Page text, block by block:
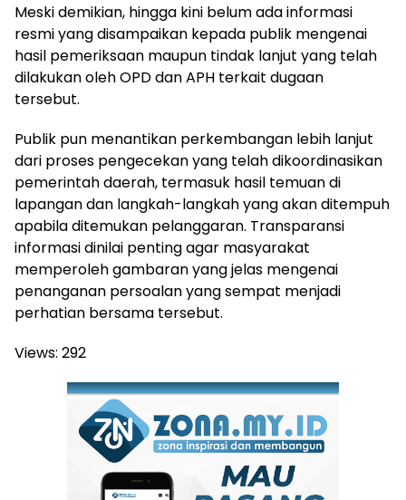
Meski demikian, hingga kini belum ada informasi
resmi yang disampaikan kepada publik mengenai
hasil pemeriksaan maupun tindak lanjut yang telah
dilakukan oleh OPD dan APH terkait dugaan
tersebut.
Publik pun menantikan perkembangan lebih lanjut
dari proses pengecekan yang telah dikoordinasikan
pemerintah daerah, termasuk hasil temuan di
lapangan dan langkah-langkah yang akan ditempuh
apabila ditemukan pelanggaran. Transparansi
informasi dinilai penting agar masyarakat
memperoleh gambaran yang jelas mengenai
penanganan persoalan yang sempat menjadi
perhatian bersama tersebut.
Views: 292